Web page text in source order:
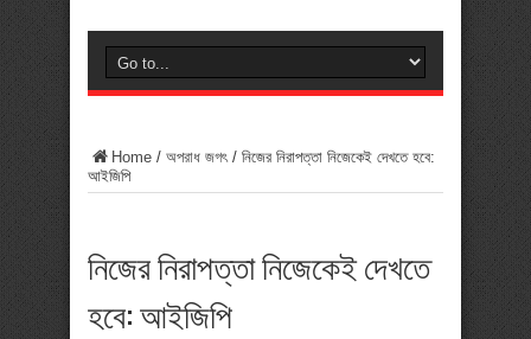
Home / অপরাধ জগৎ/ নিজের নিরাপত্তা নিজেকেই দেখতে হবে:
আইজিপি
নিজের নিরাপত্তা নিজেকেই দেখতে
হবে: আইজিপি